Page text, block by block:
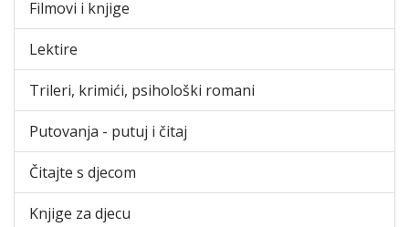
Filmovi i knjige
Lektire
Trileri, krimići, psihološki romani
Putovanja - putuj i čitaj
Čitajte s djecom
Knjige za djecu